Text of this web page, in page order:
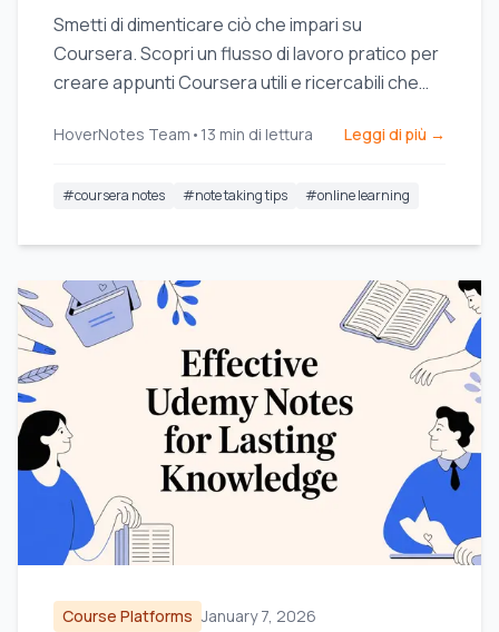
Smetti di dimenticare ciò che impari su
Coursera. Scopri un flusso di lavoro pratico per
creare appunti Coursera utili e ricercabili che
HoverNotes Team • 13 min di lettura Leggi di più →
#coursera notes #note taking tips #online learning
Course Platforms January 7, 2026